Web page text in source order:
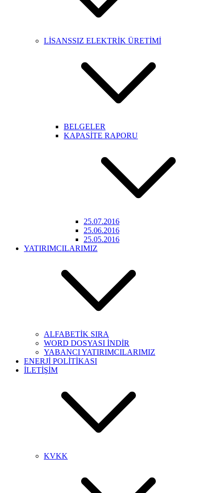
LİSANSSIZ ELEKTRİK ÜRETİMİ
BELGELER
KAPASİTE RAPORU
25.07.2016
25.06.2016
25.05.2016
YATIRIMCILARIMIZ
ALFABETİK SIRA
WORD DOSYASI İNDİR
YABANCI YATIRIMCILARIMIZ
ENERJİ POLİTİKASI
İLETİŞİM
KVKK